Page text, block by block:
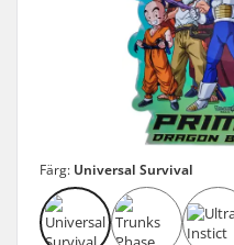
Färg: Universal Survival